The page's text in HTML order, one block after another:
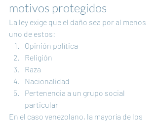
motivos protegidos
La ley exige que el daño sea por al menos
uno de estos:
Opinión política
Religión
Raza
Nacionalidad
Pertenencia a un grupo social
particular
En el caso venezolano, la mayoría de los